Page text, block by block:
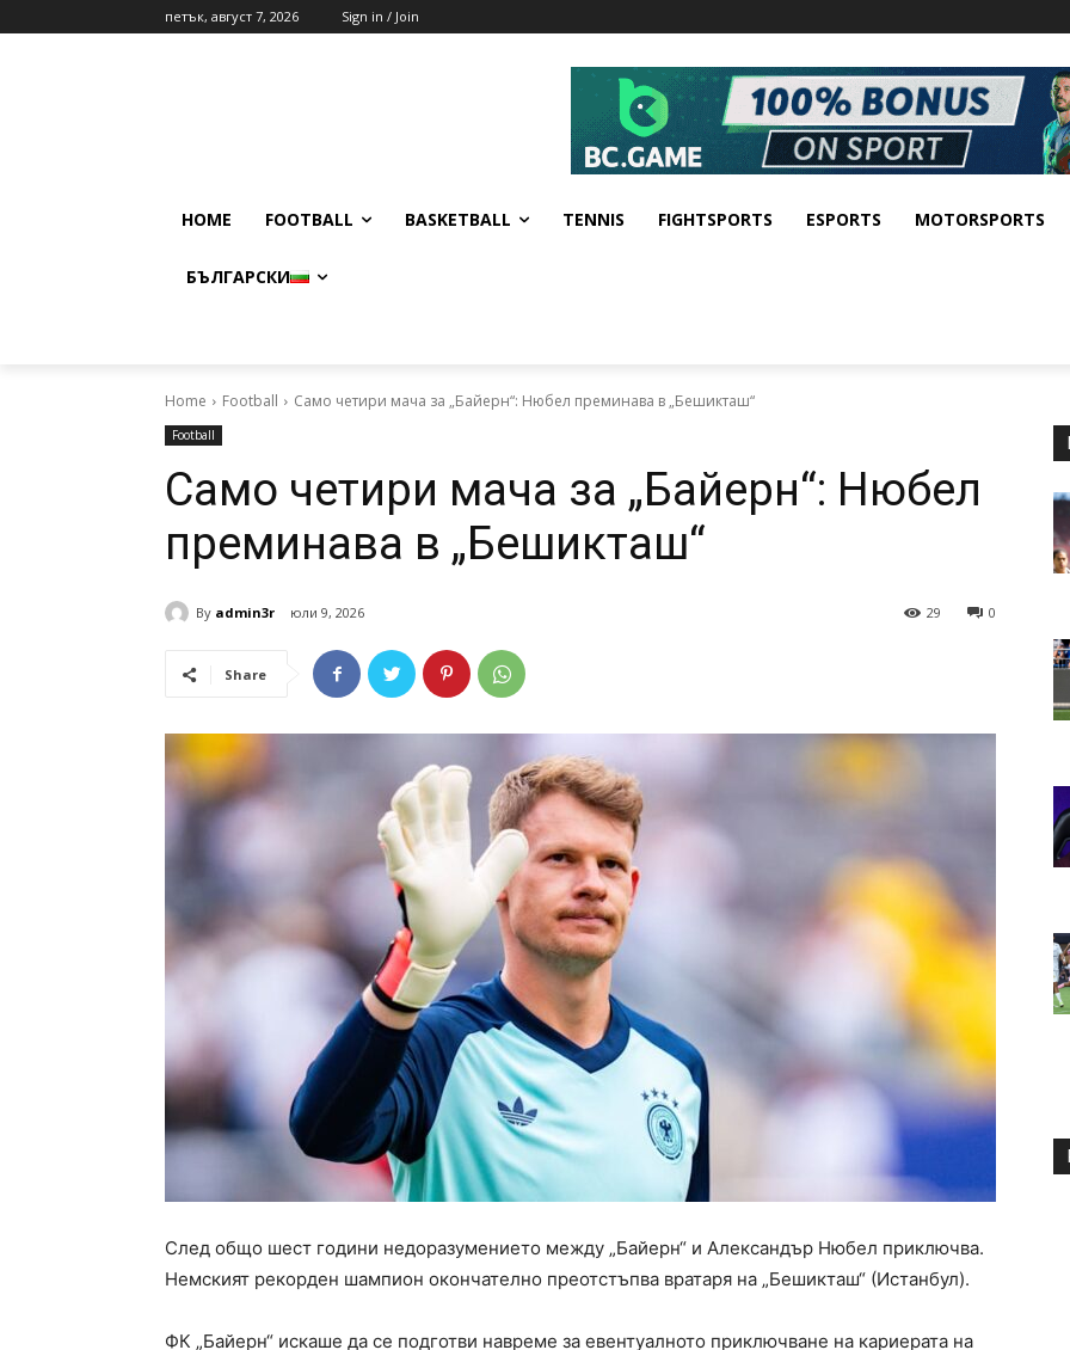
петък, август 7, 2026 Sign in / Join
HOME FOOTBALL BASKETBALL TENNIS FIGHTSPORTS ESPORTS MOTORSPORTS
БЪЛГАРСКИ
Home Football Само четири мача за „Байерн“: Нюбел преминава в „Бешикташ“
Football
Само четири мача за „Байерн“: Нюбел
преминава в „Бешикташ“
By admin3r юли 9, 2026 0
29
Share
След общо шест години недоразумението между „Байерн“ и Александър Нюбел приключва.
Немският рекорден шампион окончателно преотстъпва вратаря на „Бешикташ“ (Истанбул).
ФК „Байерн“ искаше да се подготви навреме за евентуалното приключване на кариерата на